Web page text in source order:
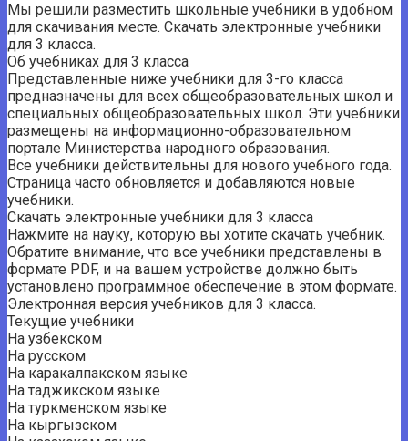
Мы решили разместить школьные учебники в удобном
для скачивания месте. Скачать электронные учебники
для 3 класса.
Об учебниках для 3 класса
Представленные ниже учебники для 3-го класса
предназначены для всех общеобразовательных школ и
специальных общеобразовательных школ. Эти учебники
размещены на информационно-образовательном
портале Министерства народного образования.
Все учебники действительны для нового учебного года.
Страница часто обновляется и добавляются новые
учебники.
Скачать электронные учебники для 3 класса
Нажмите на науку, которую вы хотите скачать учебник.
Обратите внимание, что все учебники представлены в
формате PDF, и на вашем устройстве должно быть
установлено программное обеспечение в этом формате.
Электронная версия учебников для 3 класса.
Текущие учебники
На узбекском
На русском
На каракалпакском языке
На таджикском языке
На туркменском языке
На кыргызском